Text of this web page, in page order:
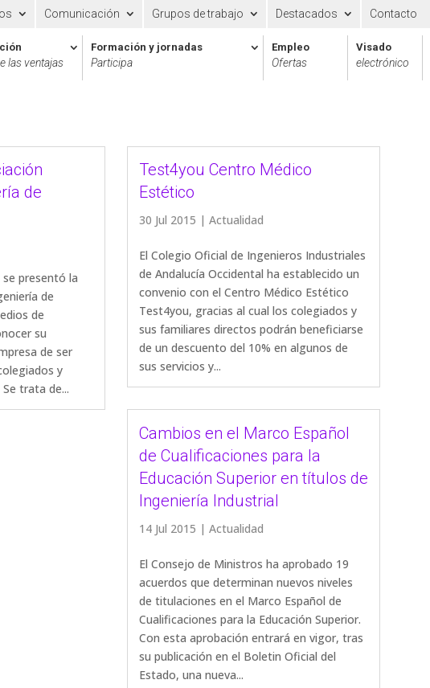
Comunicación Grupos de trabajo Destacados Contacto
las ventajas
Formación y jornadas
Participa
Empleo
Ofertas
Visado
electrónico
de
presentó la
de
de
su
de ser
y
trata de...
Test4you Centro Médico
Estético
30 Jul 2015 | Actualidad
El Colegio Oficial de Ingenieros Industriales
de Andalucía Occidental ha establecido un
convenio con el Centro Médico Estético
Test4you, gracias al cual los colegiados y
sus familiares directos podrán beneficiarse
de un descuento del 10% en algunos de
sus servicios y...
Cambios en el Marco Español
de Cualificaciones para la
Educación Superior en títulos de
Ingeniería Industrial
14 Jul 2015 | Actualidad
El Consejo de Ministros ha aprobado 19
acuerdos que determinan nuevos niveles
de titulaciones en el Marco Español de
Cualificaciones para la Educación Superior.
Con esta aprobación entrará en vigor, tras
su publicación en el Boletin Oficial del
Estado, una nueva...